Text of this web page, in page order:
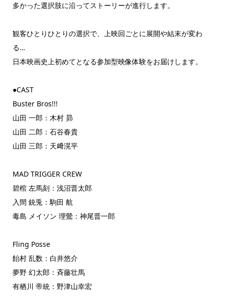
多かった選択肢に沿ってストーリーが進行します。
観客ひとりひとりの選択で、上映回ごとに展開や結末が変わ
る…
日本映画史上初めてとなる参加型映像体験をお届けします。
●CAST
Buster Bros!!!
山田 一郎：木村 昴
山田 二郎：石谷春貴
山田 三郎：天﨑滉平
MAD TRIGGER CREW
碧棺 左馬刻：浅沼晋太郎
入間 銃兎：駒田 航
毒島 メイソン 理鶯：神尾晋一郎
Fling Posse
飴村 乱数：白井悠介
夢野 幻太郎：斉藤壮馬
有栖川 帝統：野津山幸宏